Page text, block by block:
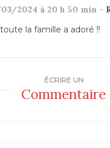
2024 à 20 h 50 min -
la famille a adoré !!
ÉCRIRE UN
Commentaire